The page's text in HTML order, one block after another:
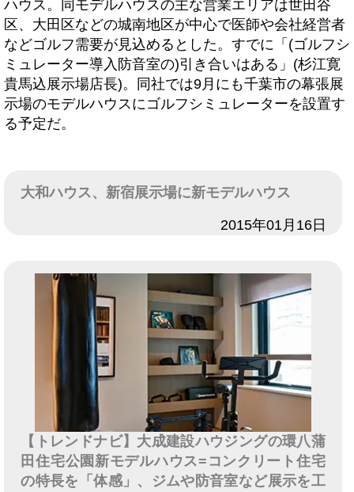
ハウス。同モデルハウスの主な営業エリアは世田谷
区、大田区などの城南地区が中心で医師や会社経営者
などゴルフ需要が見込めるとした。すでに「(ゴルフシ
ミュレーター導入防音室の)引き合いはある」(杉江寛
貴馬込展示場店長)。同社では9月にも千葉市の幕張展
示場のモデルハウスにゴルフシミュレーターを設置す
る予定だ。
大和ハウス、新宿展示場に新モデルハウス
2015年01月16日
【トレンドナビ】大成建設ハウジングの環八蒲
田住宅公園新モデルハウス=コンクリート住宅
の特長を「体感」、ジムや防音室など展示を工